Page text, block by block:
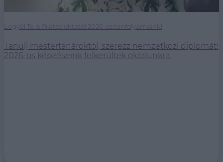
Legyél Te is Pilates oktató! 2026-os tanfolyamaink!
Tanulj mestertanároktól, szerezz nemzetközi diplomát!
2026-os képzéseink felkerültek oldalunkra.